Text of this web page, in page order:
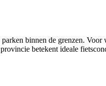
binnen de grenzen.
betekent ideale